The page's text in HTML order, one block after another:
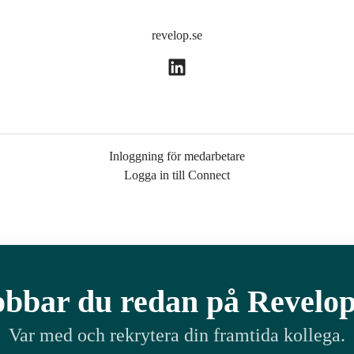
revelop.se
Inloggning för medarbetare
Logga in till Connect
du redan på
Var med och rekrytera din framtida kollega.